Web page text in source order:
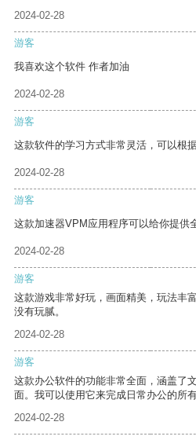
2024-02-28
游客
我喜欢这个软件 作者加油
2024-02-28
游客
这款软件的学习方式非常灵活，可以根
2024-02-28
游客
这款加速器VPM应用程序可以给你提供
2024-02-28
游客
这款游戏非常好玩，画面精美，玩法丰
没有玩腻。
2024-02-28
游客
这款办公软件的功能非常全面，涵盖了
面。我可以使用它来完成日常办公的所
2024-02-28